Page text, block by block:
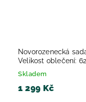
Novorozenecká
Velikost oblečení: 62
Skladem
1 299 Kč